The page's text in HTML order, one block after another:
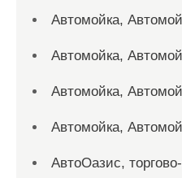
Автомойка,
Автомойка,
Автомойка,
Автомойка,
АвтоОазис,